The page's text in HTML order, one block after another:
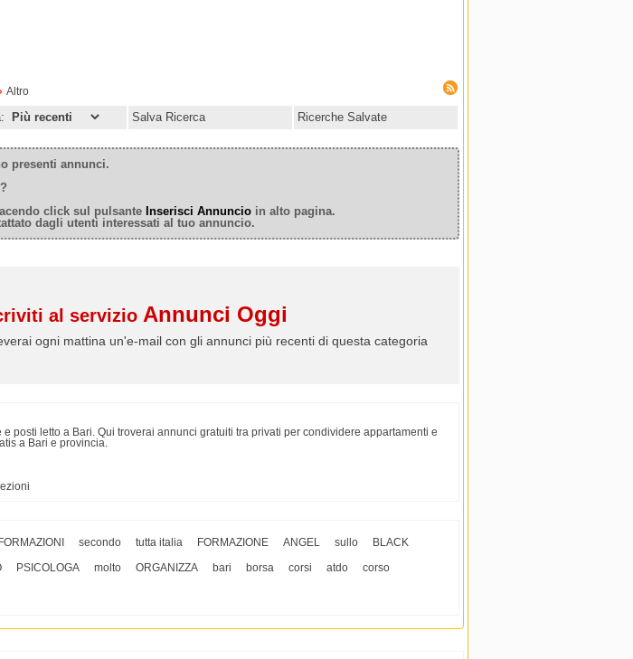
Altro
Salva Ricerca Ricerche Salvate
presenti annunci.
click sul pulsante Inserisci Annuncio in alto pagina.
dagli utenti interessati al tuo annuncio.
al servizio Annunci Oggi
ogni mattina un'e-mail con gli annunci più recenti di questa categoria
posti letto a Bari. Qui troverai annunci gratuiti tra privati per condividere appartamenti e
a Bari e provincia.
secondo tutta italia FORMAZIONE ANGEL sullo
BLACK
PSICOLOGA molto ORGANIZZA bari borsa corsi atdo
corso